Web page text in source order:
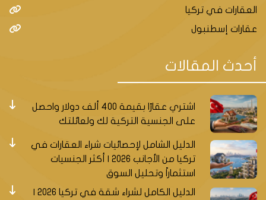
العقارات في تركيا
عقارات إسطنبول
أحدث المقالات
اشتري عقارًا بقيمة 400 ألف دولار واحصل
على الجنسية التركية لك ولعائلتك
الدليل الشامل لإحصائيات شراء العقارات في
تركيا من الأجانب 2026 | أكثر الجنسيات
استثماراً وتحليل السوق